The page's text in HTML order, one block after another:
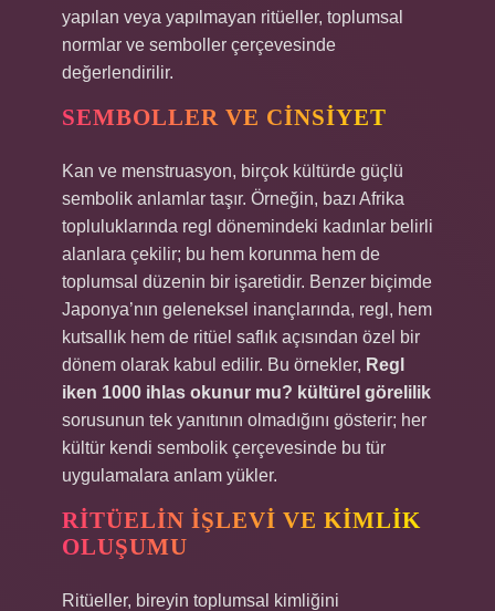
yapılan veya yapılmayan ritüeller, toplumsal
normlar ve semboller çerçevesinde
değerlendirilir.
SEMBOLLER VE CINSIYET
Kan ve menstruasyon, birçok kültürde güçlü
sembolik anlamlar taşır. Örneğin, bazı Afrika
topluluklarında regl dönemindeki kadınlar belirli
alanlara çekilir; bu hem korunma hem de
toplumsal düzenin bir işaretidir. Benzer biçimde
Japonya’nın geleneksel inançlarında, regl, hem
kutsallık hem de ritüel saflık açısından özel bir
dönem olarak kabul edilir. Bu örnekler, Regl
iken 1000 ihlas okunur mu? kültürel görelilik
sorusunun tek yanıtının olmadığını gösterir; her
kültür kendi sembolik çerçevesinde bu tür
uygulamalara anlam yükler.
RITÜELIN İŞLEVI VE KIMLIK
OLUŞUMU
Ritüeller, bireyin toplumsal kimliğini